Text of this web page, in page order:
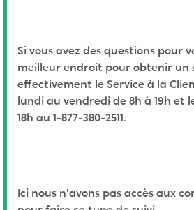
Si vous avez des questions pour
meilleur endroit pour obtenir un
effectivement le Service à la
lundi au vendredi de 8h à 19h et
18h au 1-877-380-2511.
Ici nous n'avons pas accès aux